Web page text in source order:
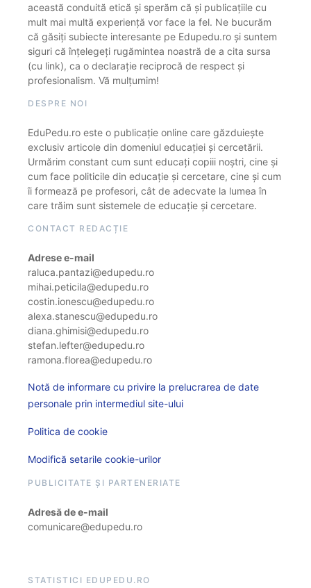
această conduită etică și sperăm că și publicațiile cu
mult mai multă experiență vor face la fel. Ne bucurăm
că găsiți subiecte interesante pe Edupedu.ro și suntem
siguri că înțelegeți rugămintea noastră de a cita sursa
(cu link), ca o declarație reciprocă de respect și
profesionalism. Vă mulțumim!
DESPRE NOI
EduPedu.ro este o publicație online care găzduiește
exclusiv articole din domeniul educației și cercetării.
Urmărim constant cum sunt educați copiii noștri, cine și
cum face politicile din educație și cercetare, cine și cum
îi formează pe profesori, cât de adecvate la lumea în
care trăim sunt sistemele de educație și cercetare.
CONTACT REDACȚIE
Adrese e-mail
raluca.pantazi@edupedu.ro
mihai.peticila@edupedu.ro
costin.ionescu@edupedu.ro
alexa.stanescu@edupedu.ro
diana.ghimisi@edupedu.ro
stefan.lefter@edupedu.ro
ramona.florea@edupedu.ro
Notă de informare cu privire la prelucrarea de date
personale prin intermediul site-ului
Politica de cookie
Modifică setarile cookie-urilor
PUBLICITATE ȘI PARTENERIATE
Adresă de e-mail
comunicare@edupedu.ro
STATISTICI EDUPEDU.RO